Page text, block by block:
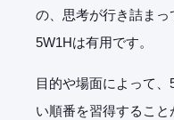
の、思考が行き詰ま
5W1Hは有用です。
目的や場面によって、
い順番を習得するこ